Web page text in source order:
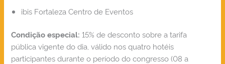
ibis Fortaleza Centro de Eventos
Condição especial: 15% de desconto sobre a tarifa
pública vigente do dia, válido nos quatro hotéis
participantes durante o período do congresso (08 a